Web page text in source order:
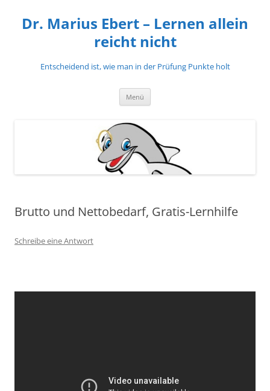
springen
Dr. Marius Ebert – Lernen allein
reicht nicht
Entscheidend ist, wie man in der Prüfung Punkte holt
Menü
Brutto und Nettobedarf, Gratis-Lernhilfe
Schreibe eine Antwort